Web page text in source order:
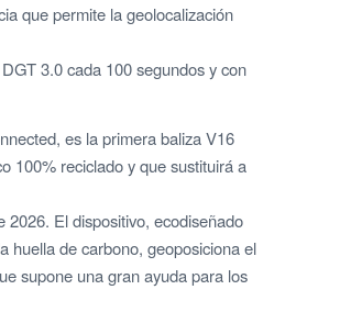
que permite la geolocalización
3.0 cada 100 segundos y con
es la primera baliza V16
100% reciclado y que sustituirá a
El dispositivo, ecodiseñado
huella de carbono, geoposiciona el
supone una gran ayuda para los